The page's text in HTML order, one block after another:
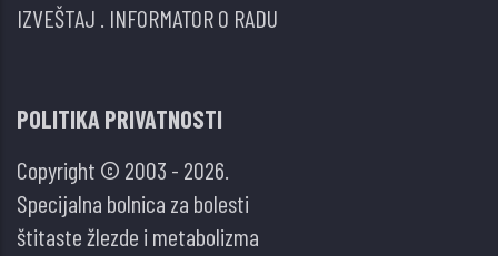
IZVEŠTAJ INFORMATOR O RADU
POLITIKA PRIVATNOSTI
Copyright © 2003 - 2026.
Specijalna bolnica za bolesti
štitaste žlezde i metabolizma